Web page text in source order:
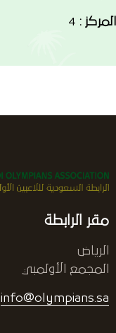
المركز :
مقر الرابطة
الرياض
المجمع الأولمبي
info@olympians.sa